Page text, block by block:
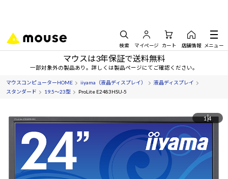
検索 マイページ カート 店舗情報 メニュー
マウスは3年保証で送料無料
一部対象外の製品あり。詳しくは製品ページにてご確認ください。
マウスコンピューターHOME iiyama（液晶ディスプレイ）
液晶ディスプレイ
スタンダード
19.5～23型 ProLite E2483HSU-5
14